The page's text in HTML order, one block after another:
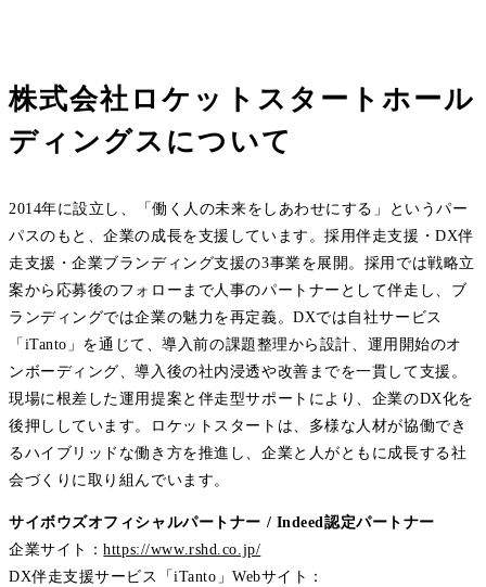
株式会社ロケットスタートホール
ディングスについて
2014年に設立し、「働く人の未来をしあわせにする」というパー
パスのもと、企業の成長を支援しています。採用伴走支援・DX伴
走支援・企業ブランディング支援の3事業を展開。採用では戦略立
案から応募後のフォローまで人事のパートナーとして伴走し、ブ
ランディングでは企業の魅力を再定義。DXでは自社サービス
「iTanto」を通じて、導入前の課題整理から設計、運用開始のオ
ンボーディング、導入後の社内浸透や改善までを一貫して支援。
現場に根差した運用提案と伴走型サポートにより、企業のDX化を
後押ししています。ロケットスタートは、多様な人材が協働でき
るハイブリッドな働き方を推進し、企業と人がともに成長する社
会づくりに取り組んでいます。
サイボウズオフィシャルパートナー / Indeed認定パートナー
企業サイト：https://www.rshd.co.jp/
DX伴走支援サービス「iTanto」Webサイト：